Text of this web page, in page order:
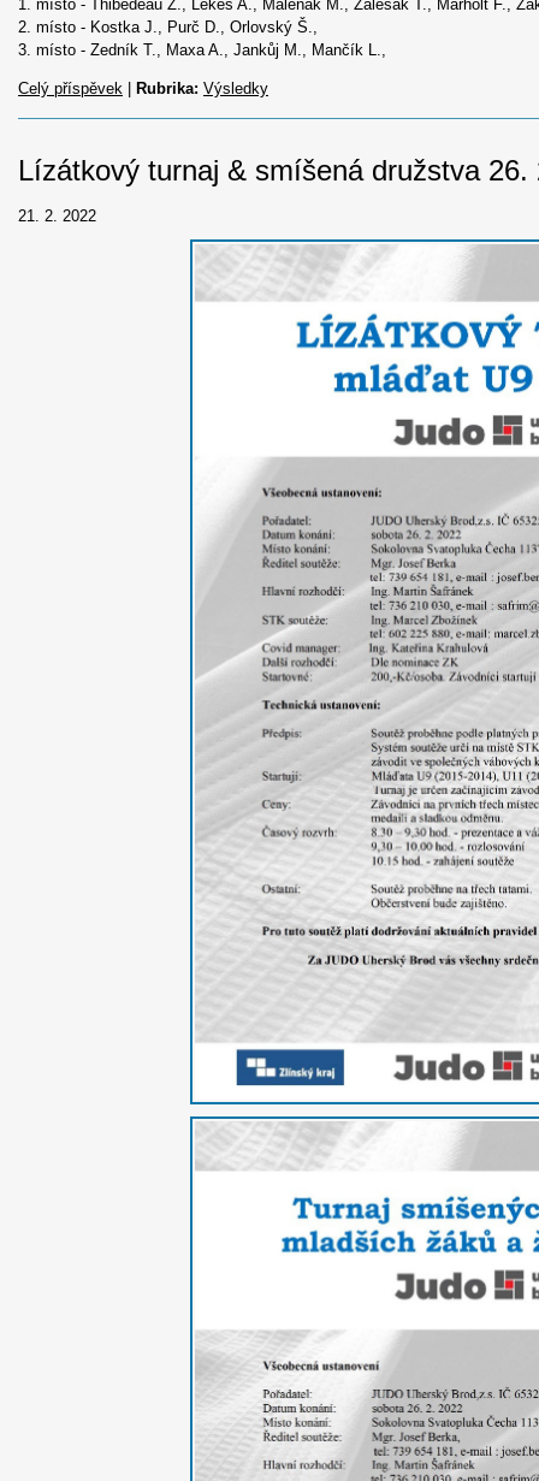
1. místo - Thibedeau Z., Lekeš A., Maleňák M., Zálešák T., Marholt F.,
2. místo - Kostka J., Purč D., Orlovský Š.,
3. místo - Zedník T., Maxa A., Jankůj M., Mančík L.,
Celý příspěvek Rubrika: Výsledky
Lízátkový turnaj & smíšená družstva 26.
21. 2. 2022